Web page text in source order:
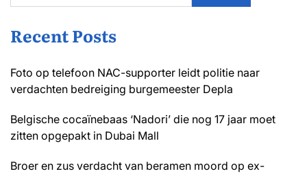
Recent Posts
Foto op telefoon NAC-supporter leidt politie naar
verdachten bedreiging burgemeester Depla
Belgische cocaïnebaas ‘Nadori’ die nog 17 jaar moet
zitten opgepakt in Dubai Mall
Broer en zus verdacht van beramen moord op ex-